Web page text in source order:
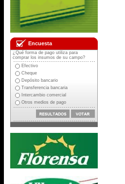
Encuesta
¿Qué forma de pago utiliza para
comprar los insumos de su campo?
Efectivo
Cheque
Depósito bancario
Transferencia bancaria
Intercambio comercial
Otros medios de pago